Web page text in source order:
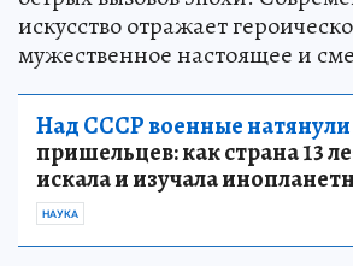
искусство отражает
мужественное настоящее и
Над СССР военные натянули
пришельцев: как страна 13
искала и изучала
НАУКА